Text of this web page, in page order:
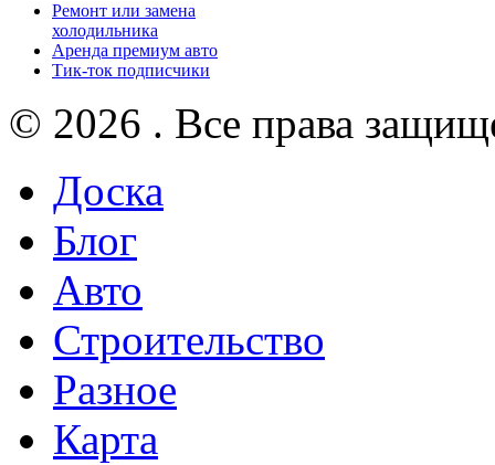
Ремонт или замена
холодильника
Аренда премиум авто
Тик-ток подписчики
© 2026 . Все права
Доска
Блог
Авто
Строительство
Разное
Карта